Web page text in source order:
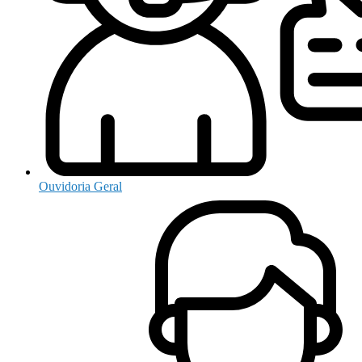
Ouvidoria Geral